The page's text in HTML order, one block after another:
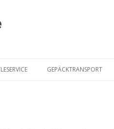
Inhalt
GEPÄCKTRANSPORT